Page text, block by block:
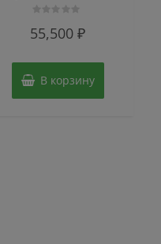
0
55,500₽
В корзину